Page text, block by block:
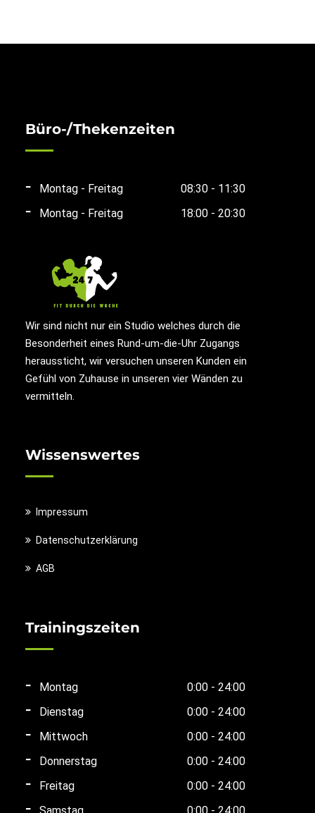
Büro-/Thekenzeiten
Montag - Freitag
08:30 - 11:30
Montag - Freitag
18:00 - 20:30
Wir sind nicht nur ein Studio welches durch die
Besonderheit eines Rund-um-die-Uhr Zugangs
heraussticht, wir versuchen unseren Kunden ein
Gefühl von Zuhause in unseren vier Wänden zu
vermitteln.
Wissenswertes
Impressum
Datenschutzerklärung
AGB
Trainingszeiten
Montag
0:00 - 24:00
Dienstag
0:00 - 24:00
Mittwoch
0:00 - 24:00
Donnerstag
0:00 - 24:00
Freitag
0:00 - 24:00